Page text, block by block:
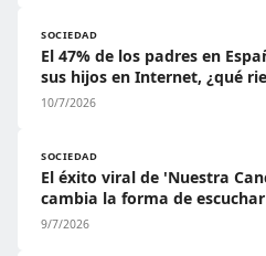
SOCIEDAD
El 47% de los padres en
sus hijos en Internet, ¿qué
10/7/2026
SOCIEDAD
El éxito viral de 'Nuestra
cambia la forma de
9/7/2026